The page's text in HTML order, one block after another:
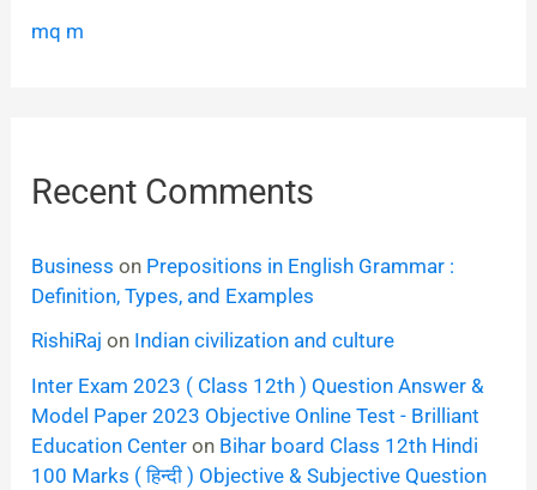
mq m
Recent Comments
Business on Prepositions in English Grammar :
Definition, Types, and Examples
RishiRaj on Indian civilization and culture
Inter Exam 2023 ( Class 12th ) Question Answer &
Model Paper 2023 Objective Online Test - Brilliant
Education Center on Bihar board Class 12th Hindi
100 Marks ( हिन्दी ) Objective & Subjective Question